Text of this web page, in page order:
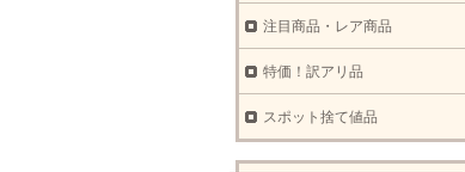
注目商品・レア商品
特価！訳アリ品
スポット捨て値品